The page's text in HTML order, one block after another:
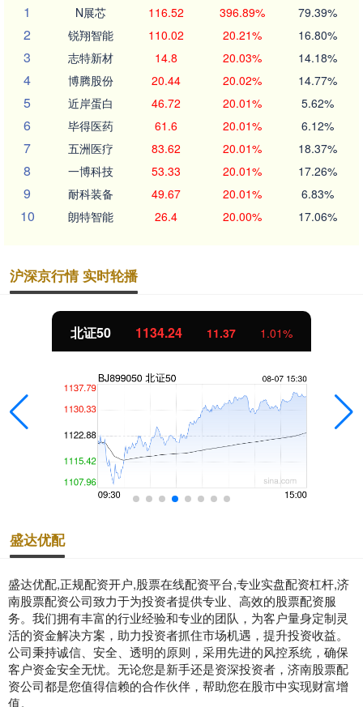
1
N展芯 116.52 396.89% 79.39%
2 锐翔智能 110.02 20.21% 16.80%
3 志特新材 14.8 20.03% 14.18%
4 博腾股份 20.44 20.02% 14.77%
5 近岸蛋白 46.72 20.01% 5.62%
6 毕得医药 61.6 20.01% 6.12%
7 五洲医疗 83.62 20.01% 18.37%
8 一博科技 53.33 20.01% 17.26%
9 耐科装备 49.67 20.01% 6.83%
10 朗特智能 26.4 20.00% 17.06%
沪深京行情 实时轮播
北证50 1134.24 11.37 1.01%
盛达优配
盛达优配,正规配资开户,股票在线配资平台,专业实盘配资杠杆,济
南股票配资公司致力于为投资者提供专业、高效的股票配资服
务。我们拥有丰富的行业经验和专业的团队，为客户量身定制灵
活的资金解决方案，助力投资者抓住市场机遇，提升投资收益。
公司秉持诚信、安全、透明的原则，采用先进的风控系统，确保
客户资金安全无忧。无论您是新手还是资深投资者，济南股票配
资公司都是您值得信赖的合作伙伴，帮助您在股市中实现财富增
值。